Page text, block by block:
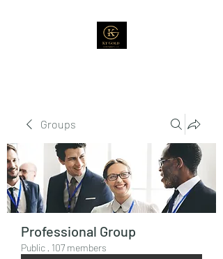
Groups
Professional Group
Public · 107 members